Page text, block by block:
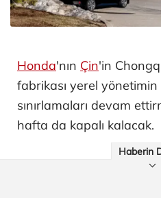
Honda'nın Çin'in
fabrikası yerel yönetimin
sınırlamaları devam
hafta da kapalı kalacak.
Haberin